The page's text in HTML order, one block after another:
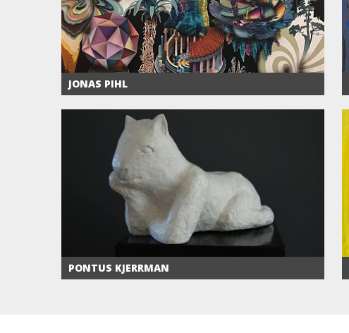
JONAS PIHL
PONTUS KJERRMAN